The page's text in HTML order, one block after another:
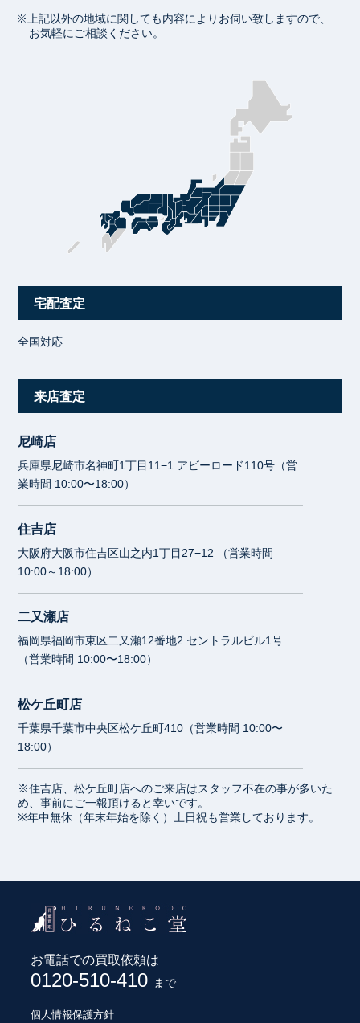
※上記以外の地域に関しても内容によりお伺い致しますので、
お気軽にご相談ください。
宅配査定
全国対応
来店査定
尼崎店
兵庫県尼崎市名神町1丁目11−1 アビーロード110号（営
業時間 10:00〜18:00）
住吉店
大阪府大阪市住吉区山之内1丁目27−12 （営業時間
10:00～18:00）
二又瀬店
福岡県福岡市東区二又瀬12番地2 セントラルビル1号
（営業時間 10:00〜18:00）
松ケ丘町店
千葉県千葉市中央区松ケ丘町410（営業時間 10:00〜
18:00）
※住吉店、松ケ丘町店へのご来店はスタッフ不在の事が多いた
め、事前にご一報頂けると幸いです。
※年中無休（年末年始を除く）土日祝も営業しております。
お電話での買取依頼は
0120-510-410 まで
個人情報保護方針